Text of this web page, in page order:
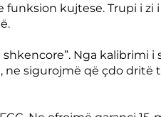
funksion kujtese. Trupi i zi
Nga kalibrimi i
sigurojmë që çdo dritë